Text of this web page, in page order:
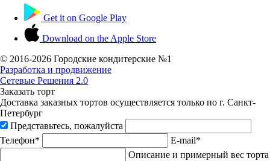
Get it on Google Play
Download on the Apple Store
© 2016-2026 Городские кондитерские №1
Разработка и продвижение
Сетевые Решения 2.0
Заказать торт
Доставка заказных тортов осуществляется только по г. Санкт-
Петербург
Представьтесь, пожалуйста
Телефон*
E-mail*
Описание и примерный вес торта